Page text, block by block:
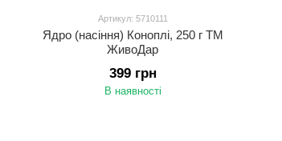
Артикул: 5710111
Ядро (насіння) Коноплі, 250 г ТМ
ЖивоДар
399 грн
В наявності